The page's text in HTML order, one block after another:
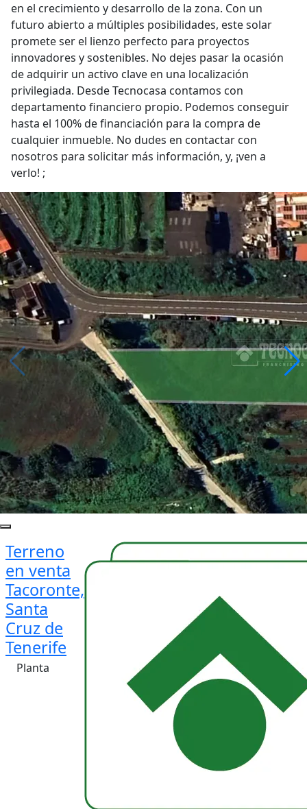
en el crecimiento y desarrollo de la zona. Con un
futuro abierto a múltiples posibilidades, este solar
promete ser el lienzo perfecto para proyectos
innovadores y sostenibles. No dejes pasar la ocasión
de adquirir un activo clave en una localización
privilegiada. Desde Tecnocasa contamos con
departamento financiero propio. Podemos conseguir
hasta el 100% de financiación para la compra de
cualquier inmueble. No dudes en contactar con
nosotros para solicitar más información, y, ¡ven a
verlo! ;
Terreno
en venta
Tacoronte,
Santa
Cruz de
Tenerife
Planta